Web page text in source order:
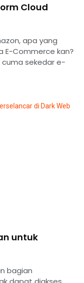
Cloud
apa yang
E-Commerce kan?
cuma sekedar e-
untuk
bagian